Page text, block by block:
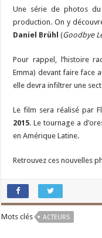
Une série de photos du
production. On y
Daniel Brühl (Goodbye
Pour rappel, l’histoire
Emma) devant faire face
elle devra infiltrer une
Le film sera réalisé par
2015. Le tournage a
en Amérique Latine.
Retrouvez ces nouvelles
Mots clés ACTEURS